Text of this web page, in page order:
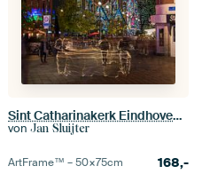
Sint Catharinakerk Eindhoven GLOW 2017
von Jan Sluijter
ArtFrame™ –50×75cm 168,-